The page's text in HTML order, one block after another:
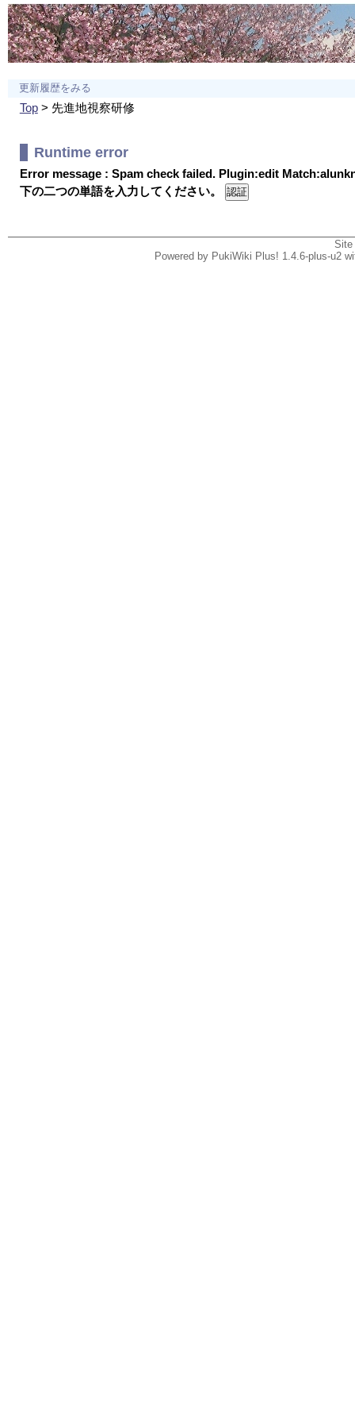
更新履歴をみる
Top> 先進地視察研修
Runtime error
Error message : Spam check failed. Plugin:edit
下の二つの単語を入力してください。
Powered by PukiWiki Plus! 1.4.6-plus-u2